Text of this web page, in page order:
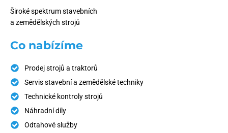
Široké spektrum stavebních
a zemědělských strojů
Co nabízíme
Prodej strojů a traktorů
Servis stavební a zemědělské techniky
Technické kontroly strojů
Náhradní díly
Odtahové služby